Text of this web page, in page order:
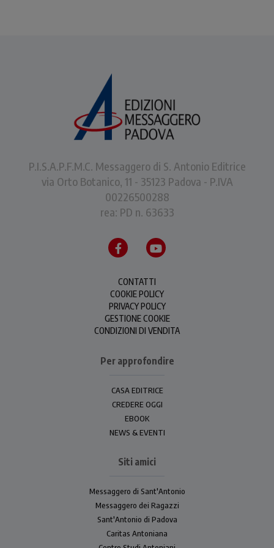
P.I.S.A.P.F.M.C. Messaggero di S. Antonio Editrice
via Orto Botanico, 11 - 35123 Padova - P.IVA
00226500288
rea: PD n. 63633
CONTATTI
COOKIE POLICY
PRIVACY POLICY
GESTIONE COOKIE
CONDIZIONI DI VENDITA
Per approfondire
CASA EDITRICE
CREDERE OGGI
EBOOK
NEWS & EVENTI
Siti amici
Messaggero di Sant'Antonio
Messaggero dei Ragazzi
Sant'Antonio di Padova
Caritas Antoniana